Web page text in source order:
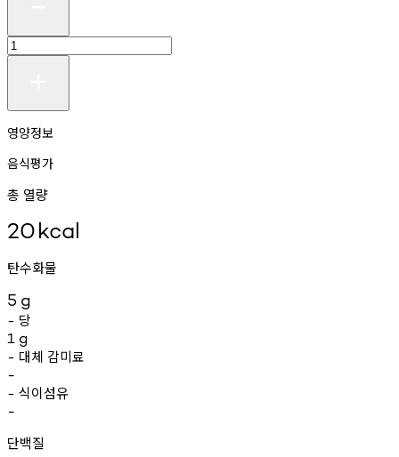
영양정보
음식평가
총 열량
20kcal
탄수화물
5 g
- 당
1 g
- 대체 감미료
-
- 식이섬유
-
단백질